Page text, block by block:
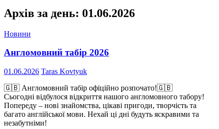
Архів за день: 01.06.2026
Новини
Англомовний табір 2026
01.06.2026 Taras Kovtyuk
🇬🇧 Англомовний табір офіційно розпочато!🇬🇧
Сьогодні відбулося відкриття нашого англомовного табору!
Попереду – нові знайомства, цікаві пригоди, творчість та
багато англійської мови. Нехай ці дні будуть яскравими та
незабутніми!